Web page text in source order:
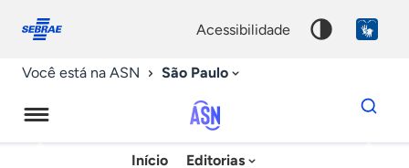
conosco
acessibilidade
Você está na ASN São Paulo
Agência
Início Editorias
Dados
para